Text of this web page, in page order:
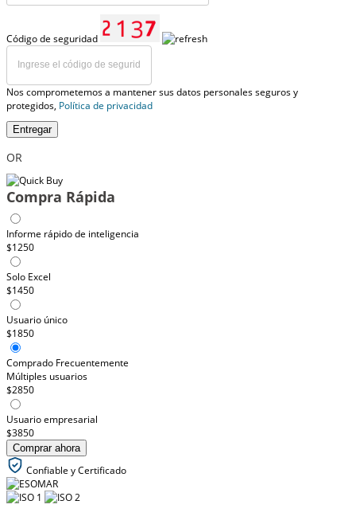
Código de seguridad
Nos comprometemos a mantener sus datos personales seguros y
protegidos, Política de privacidad
Entregar
OR
Compra Rápida
Informe rápido de inteligencia
$1250
Solo Excel
$1450
Usuario único
$1850
Comprado Frecuentemente
Múltiples usuarios
$2850
Usuario empresarial
$3850
Comprar ahora
Confiable y Certificado